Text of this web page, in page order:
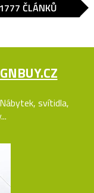
ČLÁNKŮ
svítidla,